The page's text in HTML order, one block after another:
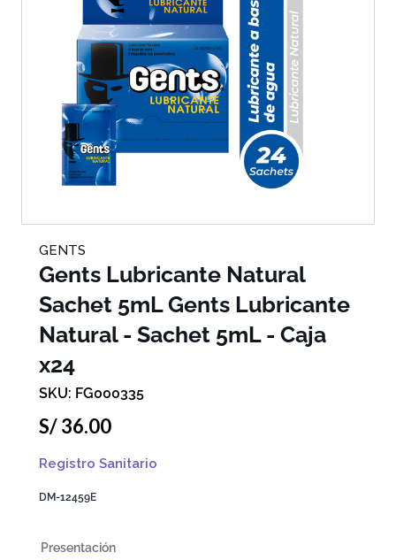
GENTS
Gents Lubricante Natural
Sachet 5mL Gents Lubricante
Natural - Sachet 5mL - Caja
x24
FG000335
S/36.00
Registro Sanitario
DM-12459E